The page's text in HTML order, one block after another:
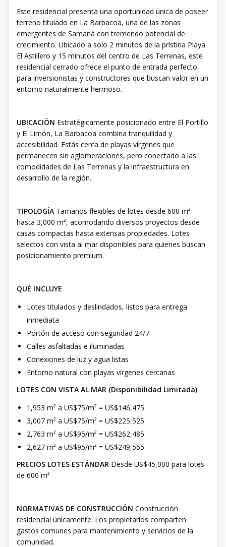
Este residencial presenta una oportunidad única de poseer
terreno titulado en La Barbacoa, una de las zonas
emergentes de Samaná con tremendo potencial de
crecimiento. Ubicado a solo 2 minutos de la prístina Playa
El Astillero y 15 minutos del centro de Las Terrenas, este
residencial cerrado ofrece el punto de entrada perfecto
para inversionistas y constructores que buscan valor en un
entorno naturalmente hermoso.
UBICACIÓN Estratégicamente posicionado entre El Portillo
y El Limón, La Barbacoa combina tranquilidad y
accesibilidad. Estás cerca de playas vírgenes que
permanecen sin aglomeraciones, pero conectado a las
comodidades de Las Terrenas y la infraestructura en
desarrollo de la región.
TIPOLOGÍA Tamaños flexibles de lotes desde 600 m²
hasta 3,000 m², acomodando diversos proyectos desde
casas compactas hasta extensas propiedades. Lotes
selectos con vista al mar disponibles para quienes buscan
posicionamiento premium.
QUÉ INCLUYE
Lotes titulados y deslindados, listos para entrega
inmediata
Portón de acceso con seguridad 24/7
Calles asfaltadas e iluminadas
Conexiones de luz y agua listas
Entorno natural con playas vírgenes cercanas
LOTES CON VISTA AL MAR (Disponibilidad Limitada)
1,953 m² a US$75/m² = US$146,475
3,007 m² a US$75/m² = US$225,525
2,763 m² a US$95/m² = US$262,485
2,627 m² a US$95/m² = US$249,565
PRECIOS LOTES ESTÁNDAR Desde US$45,000 para lotes
de 600 m²
NORMATIVAS DE CONSTRUCCIÓN Construcción
residencial únicamente. Los propietarios comparten
gastos comunes para mantenimiento y servicios de la
comunidad.